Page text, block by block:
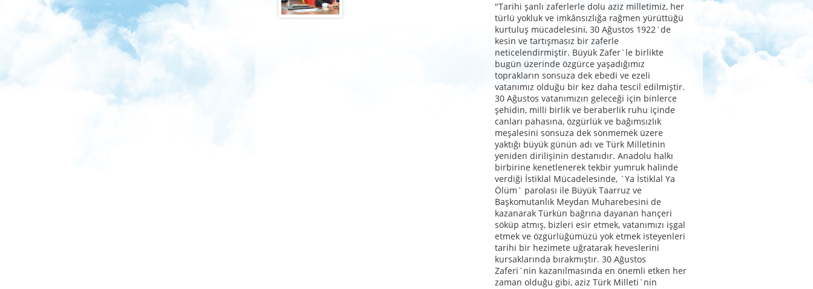
"Tarihi şanlı zaferlerle dolu aziz milletimiz, her
türlü yokluk ve imkânsızlığa rağmen yürüttüğü
kurtuluş mücadelesini, 30 Ağustos 1922`de
kesin ve tartışmasız bir zaferle
neticelendirmiştir. Büyük Zafer`le birlikte
bugün üzerinde özgürce yaşadığımız
toprakların sonsuza dek ebedi ve ezeli
vatanımız olduğu bir kez daha tescil edilmiştir.
30 Ağustos vatanımızın geleceği için binlerce
şehidin, milli birlik ve beraberlik ruhu içinde
canları pahasına, özgürlük ve bağımsızlık
meşalesini sonsuza dek sönmemek üzere
yaktığı büyük günün adı ve Türk Milletinin
yeniden dirilişinin destanıdır. Anadolu halkı
birbirine kenetlenerek tekbir yumruk halinde
verdiği İstiklal Mücadelesinde, `Ya İstiklal Ya
Ölüm` parolası ile Büyük Taarruz ve
Başkomutanlık Meydan Muharebesini de
kazanarak Türkün bağrına dayanan hançeri
söküp atmış, bizleri esir etmek, vatanımızı işgal
etmek ve özgürlüğümüzü yok etmek isteyenleri
tarihi bir hezimete uğratarak heveslerini
kursaklarında bırakmıştır. 30 Ağustos
Zaferi`nin kazanılmasında en önemli etken her
zaman olduğu gibi, aziz Türk Milleti`nin